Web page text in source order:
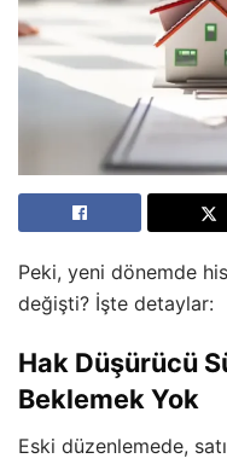
Peki, yeni dönemde
değişti? İşte detaylar:
Hak Düşürücü
Beklemek Yok
Eski düzenlemede,